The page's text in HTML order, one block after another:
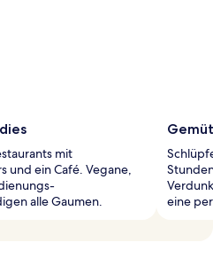
mit
und ein Café. Vegane,
alle Gaumen.
eine